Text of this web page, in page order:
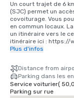
Un court trajet de 6
(SJC) permet un
covoiturage. Vous
en commun locaux.
un itinéraire vers le
itinéraire ici :
meilleure option est
d'utiliser un service
train via BART et
https://
Plus d'infos
Distance from
Parking dans les
Service voiturier(
Parking sur rue